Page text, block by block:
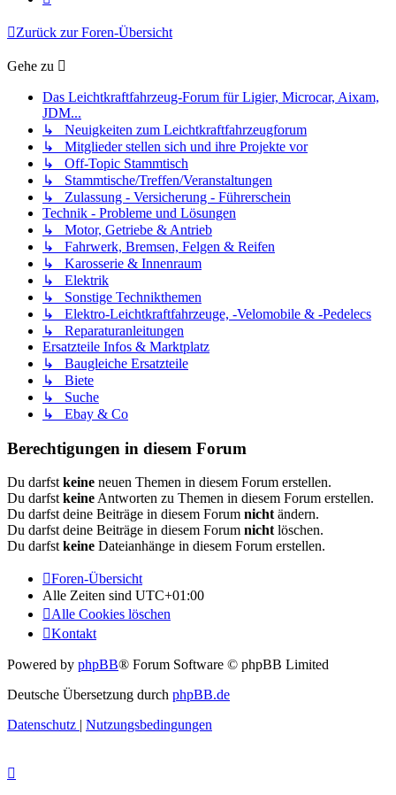
Zurück zur Foren-Übersicht
Gehe zu
Das Leichtkraftfahrzeug-Forum für Ligier, Microcar, Aixam,
JDM...
↳ Neuigkeiten zum Leichtkraftfahrzeugforum
↳ Mitglieder stellen sich und ihre Projekte vor
↳ Off-Topic Stammtisch
↳ Stammtische/Treffen/Veranstaltungen
↳ Zulassung - Versicherung - Führerschein
Technik - Probleme und Lösungen
↳ Motor, Getriebe & Antrieb
↳ Fahrwerk, Bremsen, Felgen & Reifen
↳ Karosserie & Innenraum
↳ Elektrik
↳ Sonstige Technikthemen
↳ Elektro-Leichtkraftfahrzeuge, -Velomobile & -Pedelecs
↳ Reparaturanleitungen
Ersatzteile Infos & Marktplatz
↳ Baugleiche Ersatzteile
↳ Biete
↳ Suche
↳ Ebay & Co
Berechtigungen in diesem Forum
Du darfstkeine neuen Themen in diesem Forum erstellen.
Du darfstkeineAntworten zu Themen in diesem Forum erstellen.
Du darfst deine Beiträge in diesem Forum nichtändern.
Du darfst deine Beiträge in diesem Forum nichtlöschen.
Du darfstkeine Dateianhänge in diesem Forum erstellen.
Foren-Übersicht
Alle Zeiten sind UTC+01:00
Alle Cookies löschen
Kontakt
Powered by phpBB® Forum Software © phpBB Limited
Deutsche Übersetzung durch phpBB.de
Datenschutz | Nutzungsbedingungen